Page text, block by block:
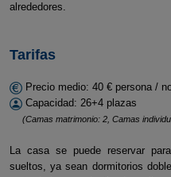
alrededores.
Tarifas
Precio medio: 40 € persona /
Capacidad: 26+4 plazas
(Camas matrimonio: 2, Camas
La casa se puede reservar
sueltos, ya sean dormitorios